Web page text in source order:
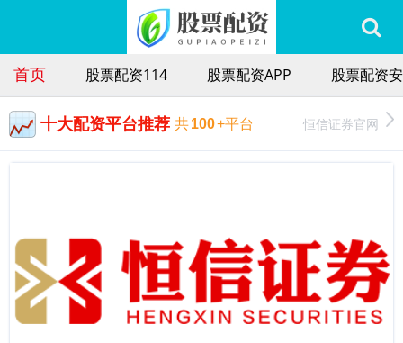
首页 股票配资114 股票配资APP 股票配资
十大配资平台推荐 共100+平台 恒信证券官网